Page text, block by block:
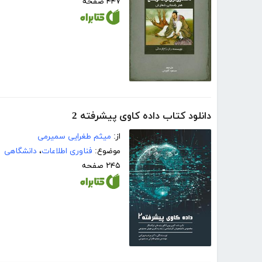
دانلود کتاب داده کاوی پیشرفته 2
از: میثم طغرایی سمیرمی
موضوع: فناوری اطلاعات، دانشگاهی
۲۴۵ صفحه